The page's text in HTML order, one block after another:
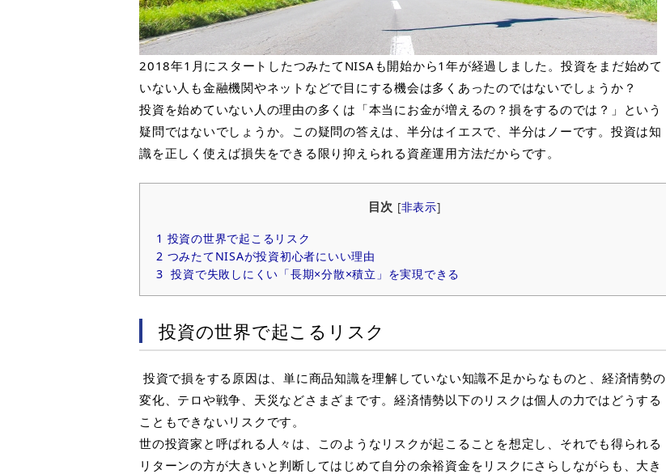
2018年1 月にスタートしたつみたて NISAも開始から1 年が経過しました。投資をまだ始めて
いない人も金融機関やネットなどで目にする機会は多くあったのではないでしょうか？
投資を始めていない人の理由の多くは「本当にお金が増えるの？損をするのでは？」という
疑問ではないでしょうか。この疑問の答えは、半分はイエスで、半分はノーです。投資は知
識を正しく使えば損失をできる限り抑えられる資産運用方法だからです。
目次 [非表示]
1 投資の世界で起こるリスク
2 つみたてNISAが投資初心者にいい理由
3 投資で失敗しにくい「長期×分散×積立」を実現できる
投資の世界で起こるリスク
投資で損をする原因は、単に商品知識を理解していない知識不足からなものと、経済情勢の
変化、テロや戦争、天災などさまざまです。経済情勢以下のリスクは個人の力ではどうする
こともできないリスクです。
世の投資家と呼ばれる人々は、このようなリスクが起こることを想定し、それでも得られる
リターンの方が大きいと判断してはじめて自分の余裕資金をリスクにさらしながらも、大き